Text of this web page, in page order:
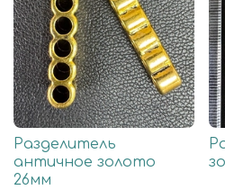
Разделитель
античное золото
26мм